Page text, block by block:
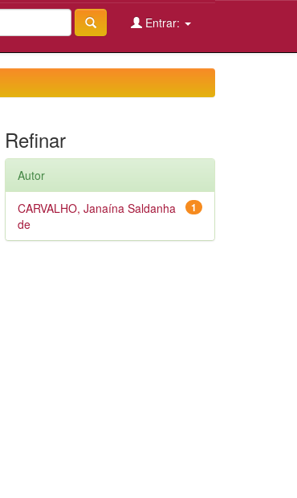
Entrar:
Refinar
Autor
1
CARVALHO, Janaína Saldanha
de